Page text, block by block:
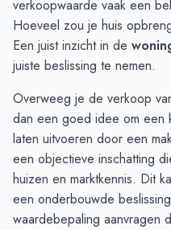
November
€ 412.916
€
December
€ 399.500
€
Januari
€ 351.166 €
Maart
€ 373.750 €
April
€ 381.750 €
Mei
€ 361.833 €
Juni
€ 381.666 €
verkoopwaarde vaak een
Hoeveel zou je huis
Een juist inzicht in de
juiste beslissing te nemen.
Overweeg je de verkoop
dan een goed idee om een
laten uitvoeren door een
een objectieve inschatting
huizen en marktkennis. Dit
een onderbouwde
waardebepaling aanvragen